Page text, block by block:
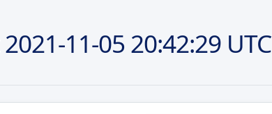
2021-11-05 20:42:29 UTC